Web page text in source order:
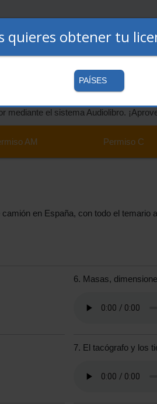
de la DGT
el sistema Audiolibro.
AM PermisoC
en España, con todo el temario
6. Masas,
7. El tacógrafo y los
quieres obtener tu
PAÍSES